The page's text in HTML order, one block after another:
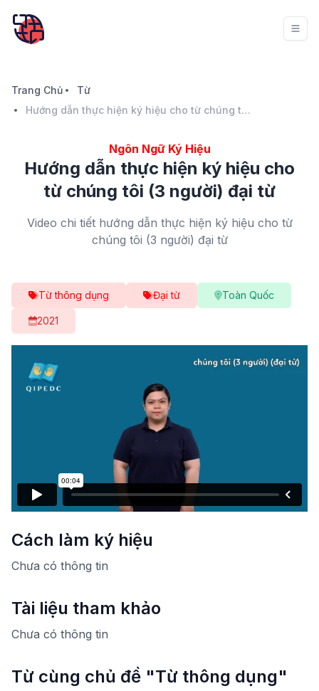
Trang Chủ
Từ
Hướng dẫn thực hiện ký hiệu cho từ chúng tôi (3 người) đại từ
Ngôn Ngữ Ký Hiệu
Hướng dẫn thực hiện ký hiệu cho
từ chúng tôi (3 người) đại từ
Video chi tiết hướng dẫn thực hiện ký hiệu cho từ
chúng tôi (3 người) đại từ
Từ thông dụng Đại từ Toàn Quốc
2021
Cách làm ký hiệu
Chưa có thông tin
Tài liệu tham khảo
Chưa có thông tin
Từ cùng chủ đề "Từ thông dụng"